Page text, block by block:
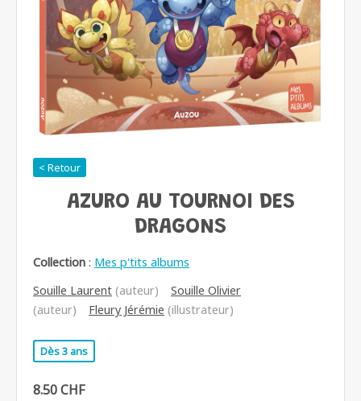
< Retour
AZURO AU TOURNOI DES
DRAGONS
Collection : Mes p'tits albums
Souille Laurent (auteur)
Souille Olivier
(auteur)
Fleury Jérémie (illustrateur)
Dès 3 ans
8.50 CHF